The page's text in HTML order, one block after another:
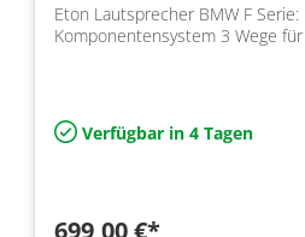
Eton Lautsprecher BMW F Serie:
Komponentensystem 3 Wege für
Verfügbar in 4 Tagen
699,00 €*